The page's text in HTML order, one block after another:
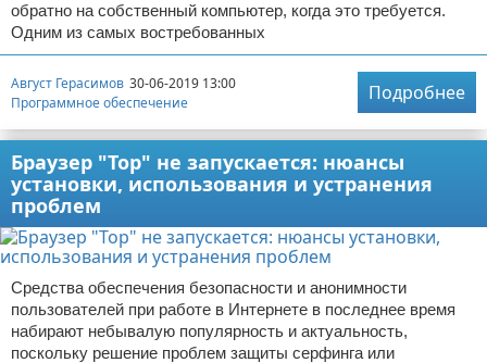
обратно на собственный компьютер, когда это требуется.
Одним из самых востребованных
Август Герасимов 30-06-2019 13:00
Программное обеспечение
Подробнее
Браузер "Тор" не запускается: нюансы
установки, использования и устранения
проблем
Средства обеспечения безопасности и анонимности
пользователей при работе в Интернете в последнее время
набирают небывалую популярность и актуальность,
поскольку решение проблем защиты серфинга или